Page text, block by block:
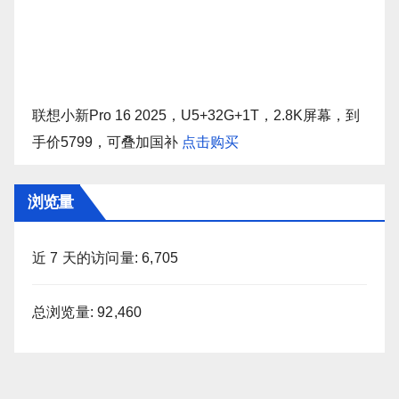
联想小新Pro 16 2025，U5+32G+1T，2.8K屏幕，到
手价5799，可叠加国补 点击购买
浏览量
近 7 天的访问量:6,705
总浏览量:92,460